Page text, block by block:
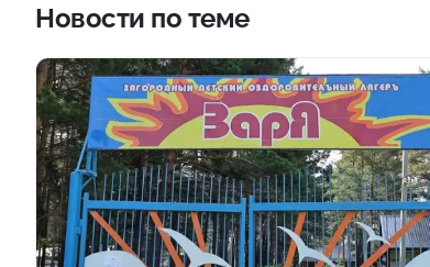
Новости по теме